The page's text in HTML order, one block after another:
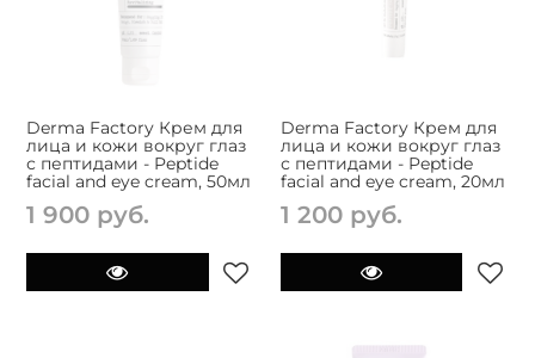
Derma Factory Крем для
лица и кожи вокруг глаз
с пептидами - Peptide
facial and eye cream, 50мл
1 900 руб.
Derma Factory Крем для
лица и кожи вокруг глаз
с пептидами - Peptide
facial and eye cream, 20мл
1 200 руб.